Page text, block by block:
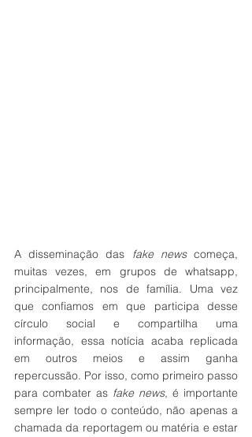
A disseminação das fake news começa,
muitas vezes, em grupos de whatsapp,
principalmente, nos de família. Uma vez
que confiamos em que participa desse
círculo social e compartilha uma
informação, essa notícia acaba replicada
em outros meios e assim ganha
repercussão. Por isso, como primeiro passo
para combater as fake news, é importante
sempre ler todo o conteúdo, não apenas a
chamada da reportagem ou matéria e estar